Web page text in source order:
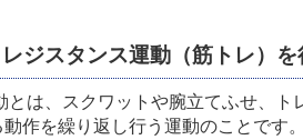
レジスタンス運動（筋トレ）を
とは、スクワットや腕立てふせ、ト
作を繰り返し行う運動のことです